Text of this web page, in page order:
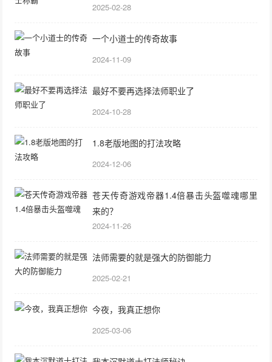
2025-02-28
一个小道士的传奇故事
2024-11-09
最好不要再选择法师职业了
2024-10-28
1.8老版地图的打法攻略
2024-12-06
苍天传奇游戏帝器1.4倍暴击头盔噬魂哪里
来的？
2024-11-26
法师需要的就是强大的防御能力
2025-02-21
今夜，我真正想你
2025-03-06